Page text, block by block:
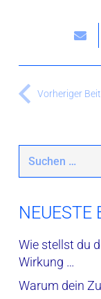
Vorheriger
Suchen
NEUESTE
Wie stellst du
Wirkung …
Warum dein